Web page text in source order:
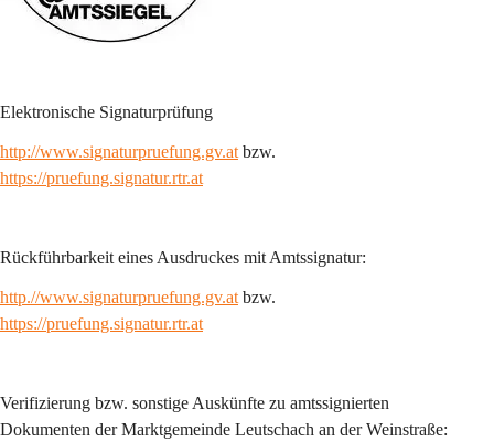
Elektronische Signaturprüfung
http://www.signaturpruefung.gv.at bzw.
https://pruefung.signatur.rtr.at
Rückführbarkeit eines Ausdruckes mit Amtssignatur:
http.//www.signaturpruefung.gv.at bzw.
https://pruefung.signatur.rtr.at
Verifizierung bzw. sonstige Auskünfte zu amtssignierten
Dokumenten der Marktgemeinde Leutschach an der Weinstraße: